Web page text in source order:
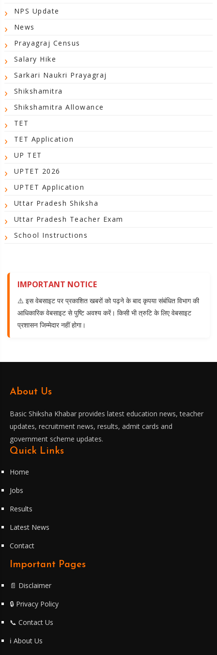
NPS Update
News
Prayagraj Census
Salary Hike
Sarkari Naukri Prayagraj
Shikshamitra
Shikshamitra Allowance
TET
TET Application
UP TET
UPTET 2026
UPTET Application
Uttar Pradesh Shiksha
Uttar Pradesh Teacher Exam
School Instructions
IMPORTANT NOTICE
⚠️ इस वेबसाइट पर प्रकाशित खबरों को पढ़ने के बाद कृपया संबंधित विभाग की
आधिकारिक वेबसाइट से पुष्टि अवश्य करें। किसी भी त्रुटि के लिए वेबसाइट
प्रशासन जिम्मेदार नहीं होगा।
About Us
Basic Shiksha Khabar provides latest education news, teacher
updates, recruitment news, results, admit cards and
government scheme updates.
Quick Links
Home
Jobs
Results
Latest News
Contact
Important Pages
📄 Disclaimer
🔒 Privacy Policy
📞 Contact Us
ℹ️ About Us